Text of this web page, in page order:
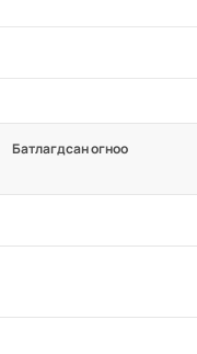
Батлагдсан огноо